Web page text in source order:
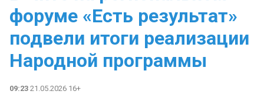
форуме «Есть результат»
подвели итоги реализации
Народной программы
09:23 21.05.2026 16+